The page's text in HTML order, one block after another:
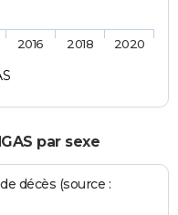
2016 2018 2020
par sexe
décès (source :